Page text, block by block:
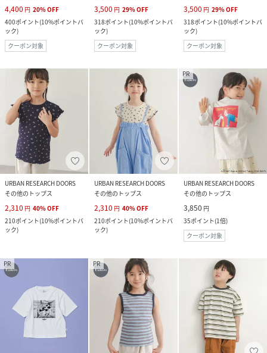
4,400 円 20%OFF
400ポイント(10%ポイントバ
ック)
クーポン対象
3,500 円 29%OFF
318ポイント(10%ポイントバ
ック)
クーポン対象
3,500 円 29%OFF
318ポイント(10%ポイントバ
ック)
クーポン対象
URBAN RESEARCH DOORS
その他のトップス
2,310 円 40%OFF
210ポイント(10%ポイントバ
ック)
URBAN RESEARCH DOORS
その他のトップス
2,310 円 40%OFF
210ポイント(10%ポイントバ
ック)
PR
URBAN RESEARCH DOORS
その他のトップス
3,850 円
35ポイント(1倍)
クーポン対象
PR PR